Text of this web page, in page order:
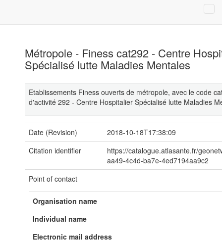
Métropole - Finess cat292 - Centre
Spécialisé lutte Maladies Mentales
Etablissements Finess ouverts de métropole, avec le code
d'activité 292 - Centre Hospitalier Spécialisé lutte Maladies
Date (Revision)
2018-10-18T17:38:09
Citation identifier
https://catalogue.atlasante.fr/
aa49-4c4d-ba7e-4ed7194aa9c2
Point of contact
Organisation name
Individual name
Electronic mail address